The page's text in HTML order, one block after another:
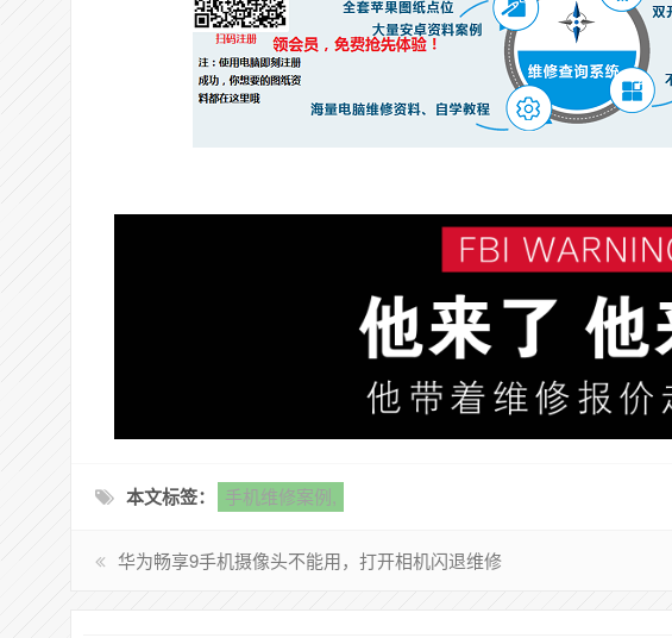
本文标签： 手机维修案例,
华为畅享9手机摄像头不能用，打开相机闪退维修